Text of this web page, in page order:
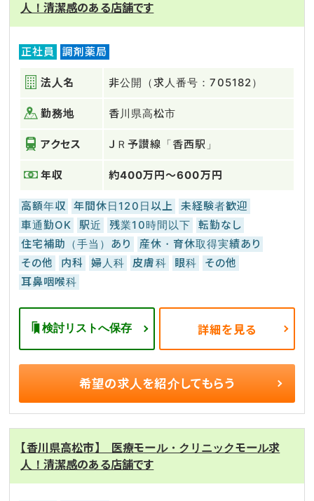
人！清潔感のある店舗です
正社員 調剤薬局
法人名 非公開（求人番号：705182）
勤務地 香川県高松市
アクセス ＪＲ予讃線「香西駅」
年収 約400万円～600万円
高額年収 年間休日120日以上
未経験者歓迎
車通勤OK
駅近 残業10時間以下
転勤なし
住宅補助（手当）あり
産休・育休取得実績あり
その他
内科 婦人科 皮膚科 眼科
その他
耳鼻咽喉科
検討リストへ保存 詳細を見る
希望の求人を紹介してもらう
【香川県高松市】 医療モール・クリニックモール求
人！清潔感のある店舗です